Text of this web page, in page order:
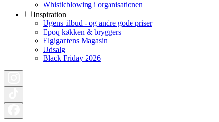
Whistleblowing i organisationen
Inspiration
Ugens tilbud - og andre gode priser
Epoq køkken & bryggers
Elgigantens Magasin
Udsalg
Black Friday 2026